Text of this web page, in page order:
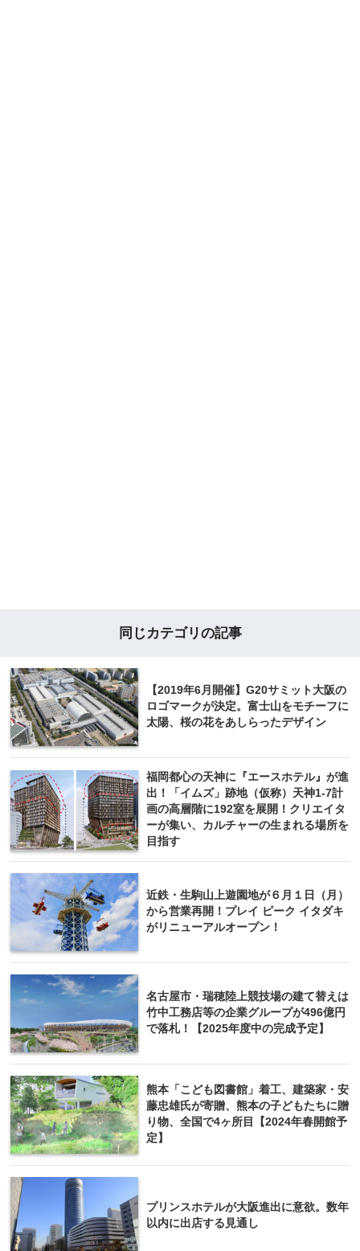
同じカテゴリの記事
【2019年6月開催】G20サミット大阪の
ロゴマークが決定。富士山をモチーフに
太陽、桜の花をあしらったデザイン
福岡都心の天神に『エースホテル』が進
出！「イムズ」跡地（仮称）天神1-7計
画の高層階に192室を展開！クリエイタ
ーが集い、カルチャーの生まれる場所を
目指す
近鉄・生駒山上遊園地が６月１日（月）
から営業再開！プレイ ピーク イタダキ
がリニューアルオープン！
名古屋市・瑞穂陸上競技場の建て替えは
竹中工務店等の企業グループが496億円
で落札！【2025年度中の完成予定】
熊本「こども図書館」着工、建築家・安
藤忠雄氏が寄贈、熊本の子どもたちに贈
り物、全国で4ヶ所目【2024年春開館予
定】
プリンスホテルが大阪進出に意欲。数年
以内に出店する見通し